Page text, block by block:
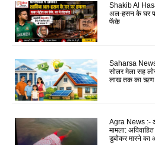
Shakib Al
अल-हसन के घर
फेंके
Saharsa
सोलर मेला सह
लाख तक का ऋण
Agra News :-
मामला:
डुबोकर मारने का